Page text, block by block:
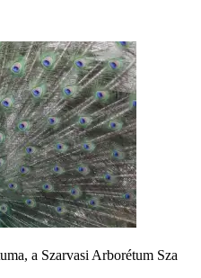
a Szarvasi Arborétum Sza